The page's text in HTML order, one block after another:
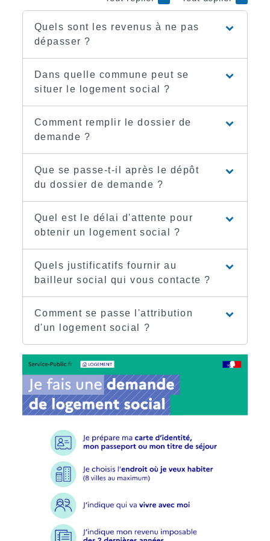
Quels sont les revenus à ne pas
dépasser ?
Dans quelle commune peut se
situer le logement social ?
Comment remplir le dossier de
demande ?
Que se passe-t-il après le dépôt
du dossier de demande ?
Quel est le délai d'attente pour
obtenir un logement social ?
Quels justificatifs fournir au
bailleur social qui vous contacte ?
Comment se passe l'attribution
d'un logement social ?